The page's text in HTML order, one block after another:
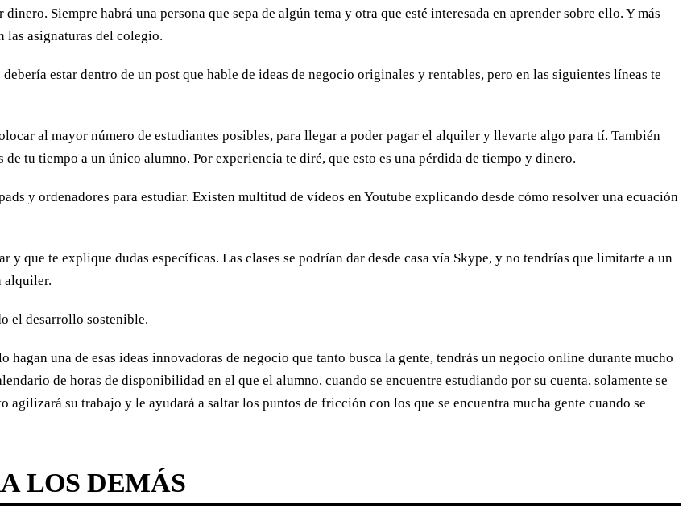
Siempre habrá una persona que sepa de algún tema y otra que esté interesada en aprender sobre ello. Y más
las asignaturas del colegio.
estar dentro de un post que hable de ideas de negocio originales y rentables, pero en las siguientes líneas te
al mayor número de estudiantes posibles, para llegar a poder pagar el alquiler y llevarte algo para tí. También
tu tiempo a un único alumno. Por experiencia te diré, que esto es una pérdida de tiempo y dinero.
y ordenadores para estudiar. Existen multitud de vídeos en Youtube explicando desde cómo resolver una ecuación
y que te explique dudas específicas. Las clases se podrían dar desde casa vía Skype, y no tendrías que limitarte a un
alquiler.
el desarrollo sostenible.
una de esas ideas innovadoras de negocio que tanto busca la gente, tendrás un negocio online durante mucho
de horas de disponibilidad en el que el alumno, cuando se encuentre estudiando por su cuenta, solamente se
agilizará su trabajo y le ayudará a saltar los puntos de fricción con los que se encuentra mucha gente cuando se
LOS DEMÁS